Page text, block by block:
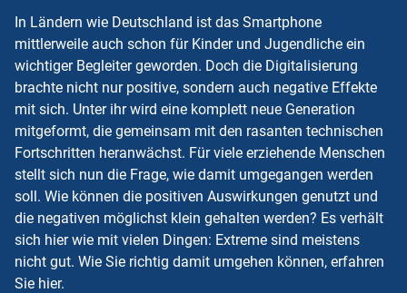
In Ländern wie Deutschland ist das Smartphone
mittlerweile auch schon für Kinder und Jugendliche ein
wichtiger Begleiter geworden. Doch die Digitalisierung
brachte nicht nur positive, sondern auch negative Effekte
mit sich. Unter ihr wird eine komplett neue Generation
mitgeformt, die gemeinsam mit den rasanten technischen
Fortschritten heranwächst. Für viele erziehende Menschen
stellt sich nun die Frage, wie damit umgegangen werden
soll. Wie können die positiven Auswirkungen genutzt und
die negativen möglichst klein gehalten werden? Es verhält
sich hier wie mit vielen Dingen: Extreme sind meistens
nicht gut. Wie Sie richtig damit umgehen können, erfahren
Sie hier.